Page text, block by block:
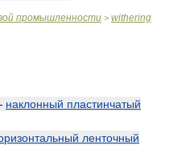
промышленности > withering
наклонный пластинчатый
ленточный